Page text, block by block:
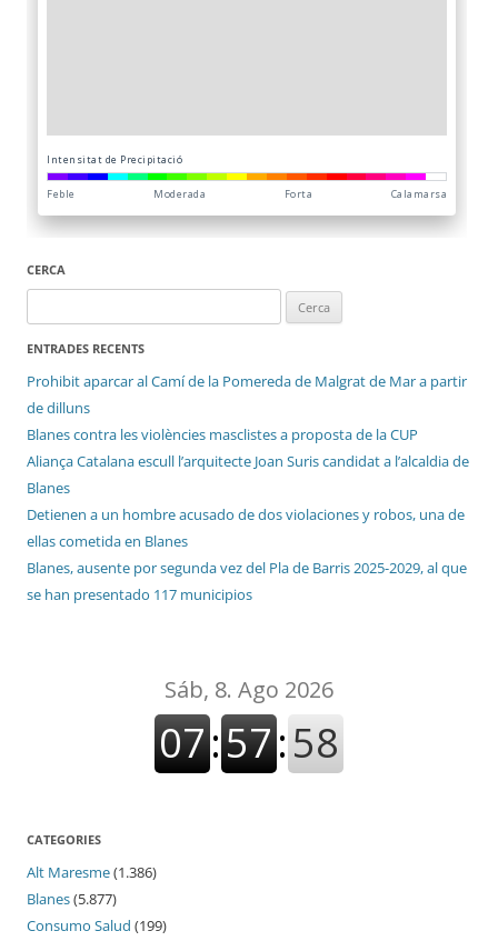
CERCA
ENTRADES RECENTS
Prohibit aparcar al Camí de la Pomereda de Malgrat de Mar a partir
de dilluns
Blanes contra les violències masclistes a proposta de la CUP
Aliança Catalana escull l’arquitecte Joan Suris candidat a l’alcaldia de
Blanes
Detienen a un hombre acusado de dos violaciones y robos, una de
ellas cometida en Blanes
Blanes, ausente por segunda vez del Pla de Barris 2025-2029, al que
se han presentado 117 municipios
CATEGORIES
Alt Maresme(1.386)
Blanes(5.877)
Consumo Salud (199)